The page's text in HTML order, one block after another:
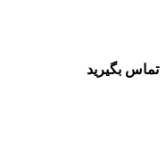
تماس بگیرید